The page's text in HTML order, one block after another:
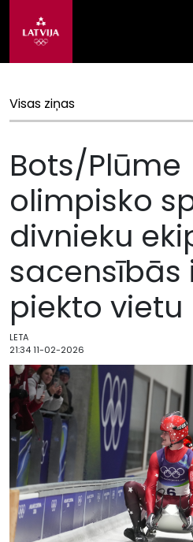
Visas ziņas
Bots/Plūme
olimpisko
divnieku
sacensībās
piekto vietu
LETA
21:34 11-02-2026